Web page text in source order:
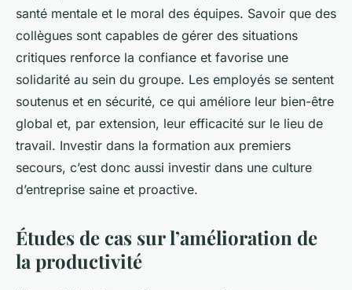
santé mentale et le moral des équipes. Savoir que des
collègues sont capables de gérer des situations
critiques renforce la confiance et favorise une
solidarité au sein du groupe. Les employés se sentent
soutenus et en sécurité, ce qui améliore leur bien-être
global et, par extension, leur efficacité sur le lieu de
travail. Investir dans la formation aux premiers
secours, c’est donc aussi investir dans une culture
d’entreprise saine et proactive.
Études de cas sur l’amélioration de
la productivité